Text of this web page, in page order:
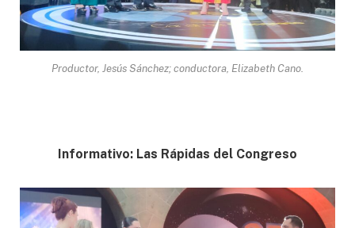
Productor, Jesús Sánchez; conductora, Elizabeth Cano.
Informativo: Las Rápidas del Congreso